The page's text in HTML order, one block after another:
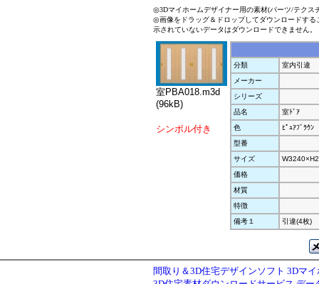
◎3Dマイホームデザイナー用の素材(パーツ/テクス
◎画像をドラッグ＆ドロップしてダウンロードす
示されていないデータはダウンロードできません。
室PBA018.m3d
(96kB)
シンボル付き
分類
室内引違
メーカー
シリーズ
品名
室ﾄﾞｱ
色
ﾋﾟｭｱﾌﾞﾗｳﾝ
型番
サイズ
価格
材質
特徴
備考１
引違(4枚)
間取り＆3D住宅デザインソフト 3Dマ